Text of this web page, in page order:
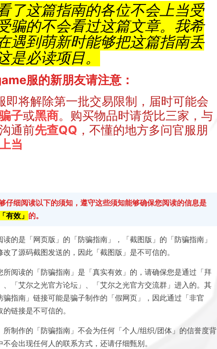
了这篇指南的各位不会上当受
骗的不会看过这篇文章。我希
遇到萌新时能够把这篇指南丢
是必读项目。
服的新朋友请注意：
即将解除第一批交易限制，届时可能会
子或黑商。购买物品时请货比三家，与
通前先查QQ ，不懂的地方多问官服朋
当
仔细阅读以下的须知，遵守这些须知能够确保您阅读的信息是
「有效」 的。
读的是「网页版」的「防骗指南」，「截图版」的「防骗指南」
了源码截图发送的，因此「截图版」是不可信的。
所阅读的「防骗指南」是「真实有效」的，请确保您是通过「拜
、「艾尔之光官方论坛」、「艾尔之光官方交流群」进入的。其
骗指南」链接可能是骗子制作的「假网页」，因此通过「非官
链接是不可信的。
所制作的「防骗指南」不会为任何「个人/组织/团体」的信誉度背
会出现任何人的联系方式，还请仔细甄别。